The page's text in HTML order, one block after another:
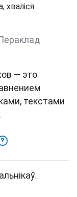
хваліся
— это
текстами